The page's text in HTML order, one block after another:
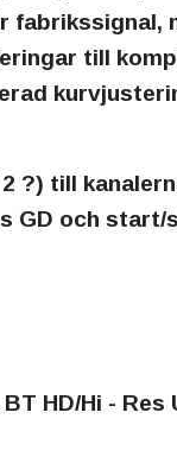
fabrikssignal,
till
2 ?) till
GD och start/
HD/Hi - Res